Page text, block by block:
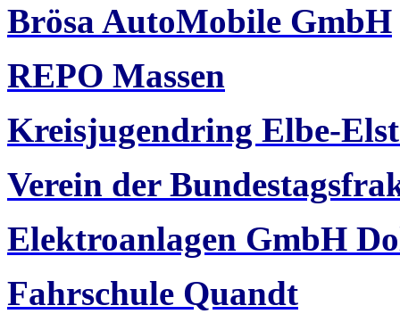
Brösa AutoMobile GmbH
REPO Massen
Kreisjugendring Elbe-
Verein der
Elektroanlagen GmbH
Fahrschule Quandt